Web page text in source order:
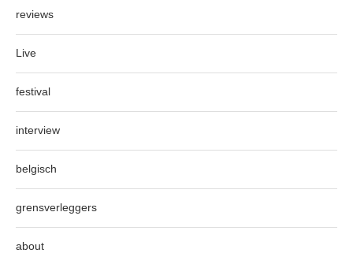
reviews
Live
festival
interview
belgisch
grensverleggers
about